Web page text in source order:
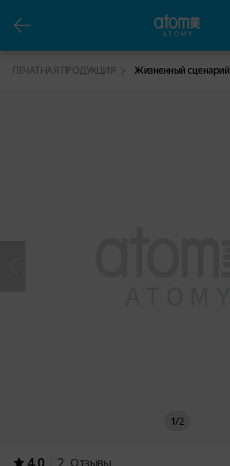
ПЕЧАТНАЯ ПРОДУКЦИЯ Жизненный сценарий
Атоми Жизненный сценарий 1 шт
1/2
Отзывы